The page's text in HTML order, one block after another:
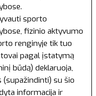
sporto
fizinio aktyvumo
renginyje tik tuo
pagal įstatymą
būdą) deklaruoja,
(supažindinti) su šio
informacija ir